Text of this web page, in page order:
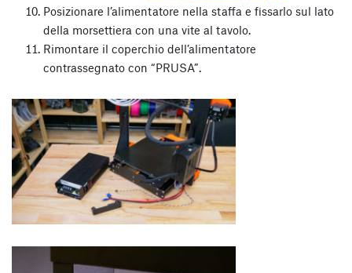
Posizionare l’alimentatore nella staffa e fissarlo sul lato
della morsettiera con una vite al tavolo.
Rimontare il coperchio dell’alimentatore
contrassegnato con “PRUSA”.